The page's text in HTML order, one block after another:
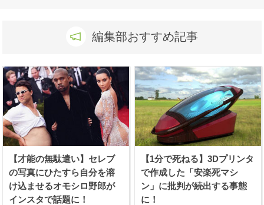
編集部おすすめ記事
【才能の無駄遣い】セレブ
の写真にひたすら自分を溶
け込ませるオモシロ野郎が
インスタで話題に！
【1分で死ねる】3Dプリンタ
で作成した「安楽死マシ
ン」に批判が続出する事態
に！